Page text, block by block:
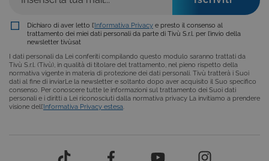
Dichiaro di aver letto l’Informativa Privacy e presto il consenso al
trattamento dei miei dati personali da parte di Tivù S.r.l. per l’invio della
newsletter tivùsat
I dati personali da Lei conferiti compilando questo modulo saranno trattati da
Tivù S.r.l. (Tivù), in qualità di titolare del trattamento, nel pieno rispetto della
normativa vigente in materia di protezione dei dati personali. Tivù tratterà i Suoi
dati al fine di inviarLe la newsletter e soltanto dopo aver acquisito il Suo specifico
consenso. Per conoscere tutte le informazioni sul trattamento dei Suoi dati
personali e i diritti a Lei riconosciuti dalla normativa privacy La invitiamo a prendere
visione dell’Informativa Privacy estesa
alcune parti del sito non funzioneranno
norma, dati personali.
Nome
Provider /
ASP.NET_SessionId
Microsoft
Corporation
www.tivu.tv
Sessione
Cookie di
sessione
piattaforma
uso
utilizzato da